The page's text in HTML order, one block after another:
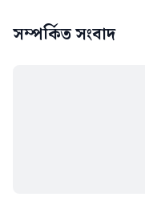
সম্পর্কিত সংবাদ